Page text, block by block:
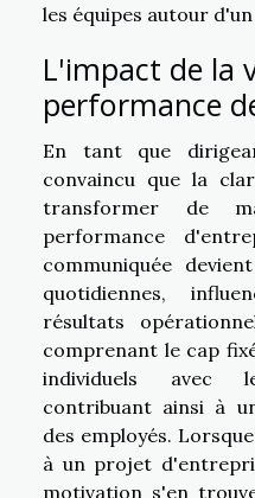
les équipes autour
L'impact de la
performance
En tant que
convaincu que la
transformer de
performance
communiquée
quotidiennes,
résultats
comprenant le cap
individuels avec
contribuant ainsi à
des employés.
à un projet
motivation s'en